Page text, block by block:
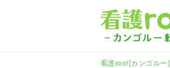
看護roo![カンゴルー]